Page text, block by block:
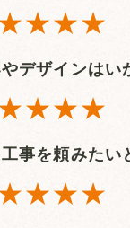
デザインはい
事を頼みたい